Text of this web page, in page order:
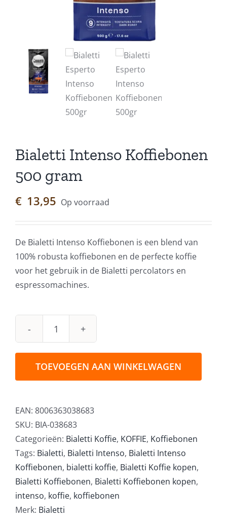
Bialetti Intenso Koffiebonen
500 gram
€ 13,95 Op voorraad
De Bialetti Intenso Koffiebonen is een blend van
100% robusta koffiebonen en de perfecte koffie
voor het gebruik in de Bialetti percolators en
espressomachines.
Bialetti
Koffiebonen
aantal
TOEVOEGEN AAN WINKELWAGEN
EAN: 8006363038683
SKU: BIA-038683
Categorieën: Bialetti Koffie, KOFFIE, Koffiebonen
Tags: Bialetti, Bialetti Intenso, Bialetti Intenso
Koffiebonen, bialetti koffie, Bialetti Koffie kopen,
Bialetti Koffiebonen, Bialetti Koffiebonen kopen,
intenso, koffie, koffiebonen
Merk: Bialetti